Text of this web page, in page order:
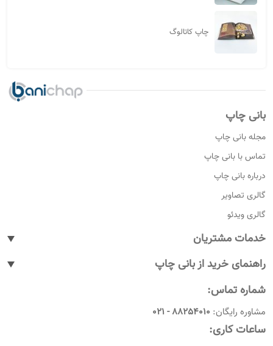
چاپ کاتالوگ
بانی چاپ
مجله بانی چاپ
تماس با بانی چاپ
درباره بانی چاپ
گالری تصاویر
گالری ویدئو
خدمات مشتریان
پیگیری سفارشات
رویه های بازگرداندن کالا
شرایط و قوانین
راهنمای خرید از بانی چاپ
نحوه ثبت سفارش
نحوه ثبت نام
نحوه ارسال سفارشات
شماره تماس:
مشاوره رایگان: 88254010 - 021
ساعات کاری: